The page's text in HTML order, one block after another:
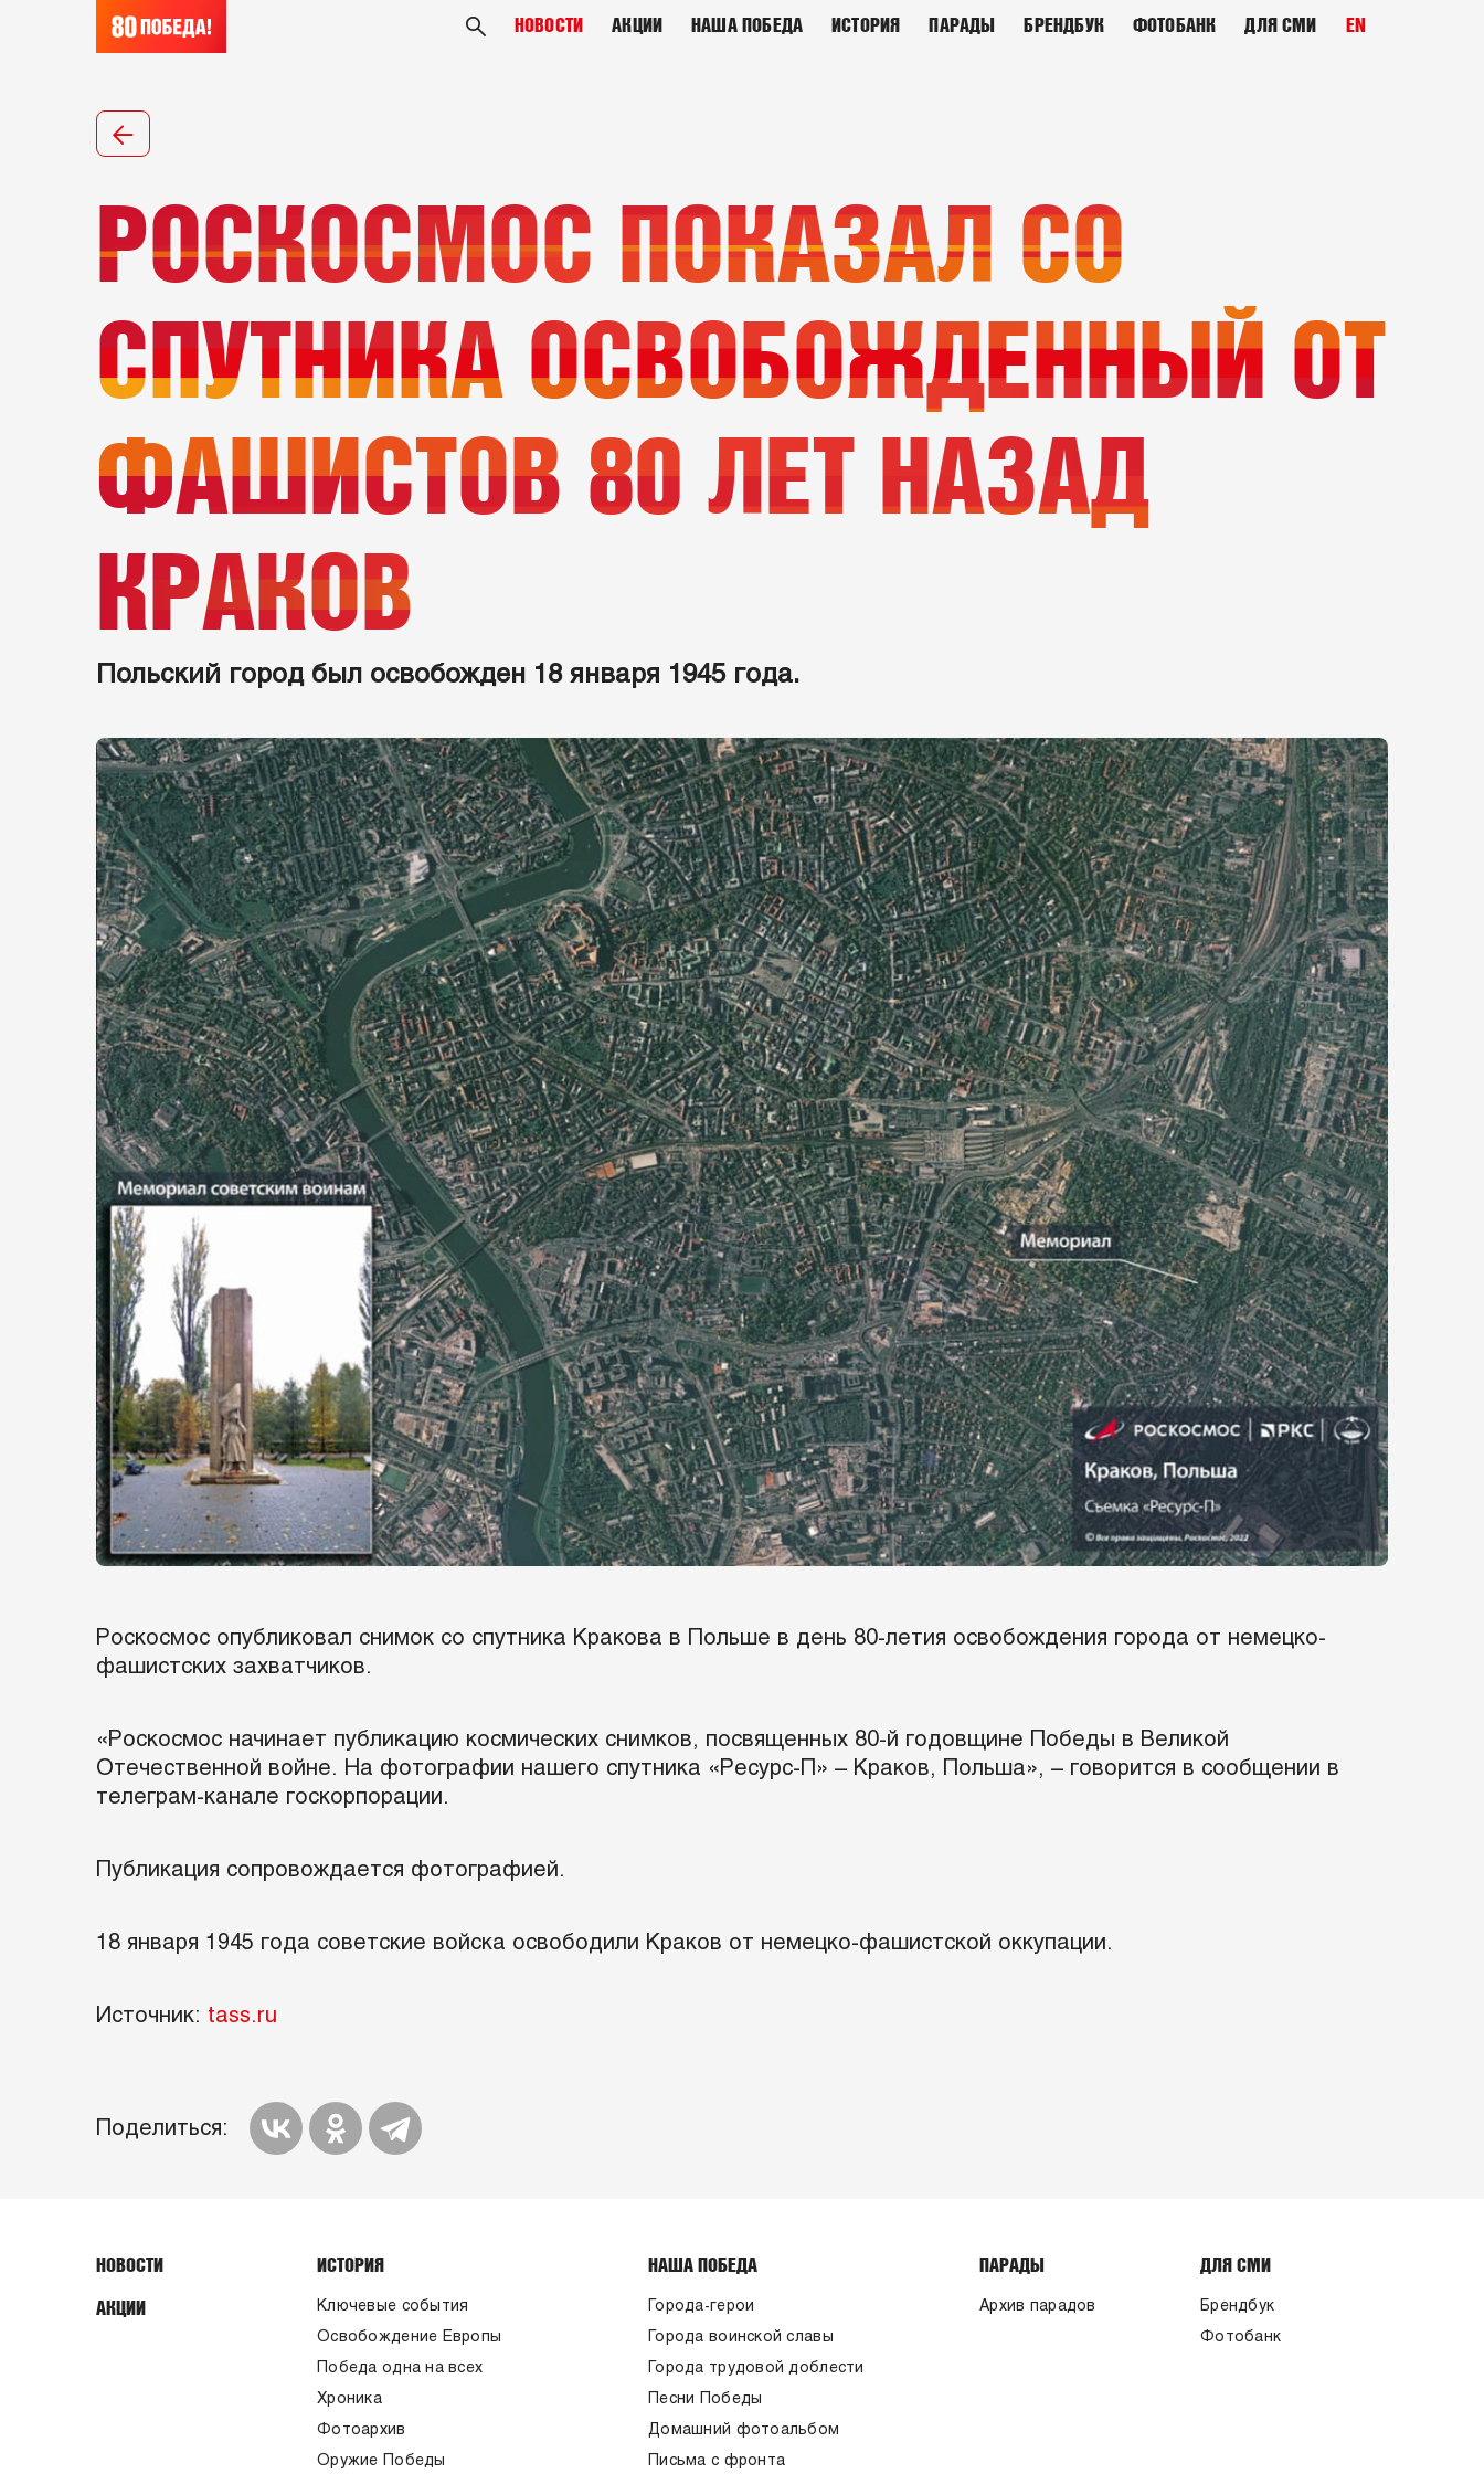
НОВОСТИ АКЦИИ НАША ПОБЕДА ИСТОРИЯ ПАРАДЫ БРЕНДБУК ФОТОБАНК ДЛЯ СМИ EN
РОСКОСМОС ПОКАЗАЛ СО
СПУТНИКА ОСВОБОЖДЕННЫЙ ОТ
ФАШИСТОВ 80 ЛЕТ НАЗАД
КРАКОВ
Польский город был освобожден 18 января 1945 года.
Роскосмос опубликовал снимок со спутника Кракова в Польше в день 80-летия освобождения города от немецко-
фашистских захватчиков.
«Роскосмос начинает публикацию космических снимков, посвященных 80-й годовщине Победы в Великой
Отечественной войне. На фотографии нашего спутника «Ресурс-П» – Краков, Польша», – говорится в сообщении в
телеграм-канале госкорпорации.
Публикация сопровождается фотографией.
18 января 1945 года советские войска освободили Краков от немецко-фашистской оккупации.
Источник: tass.ru
Поделиться:
НОВОСТИ
АКЦИИ
ИСТОРИЯ
Ключевые события
Освобождение Европы
Победа одна на всех
Хроника
Фотоархив
Оружие Победы
НАША ПОБЕДА
Города-герои
Города воинской славы
Города трудовой доблести
Песни Победы
Домашний фотоальбом
Письма с фронта
ПАРАДЫ
Архив парадов
ДЛЯ СМИ
Брендбук
Фотобанк